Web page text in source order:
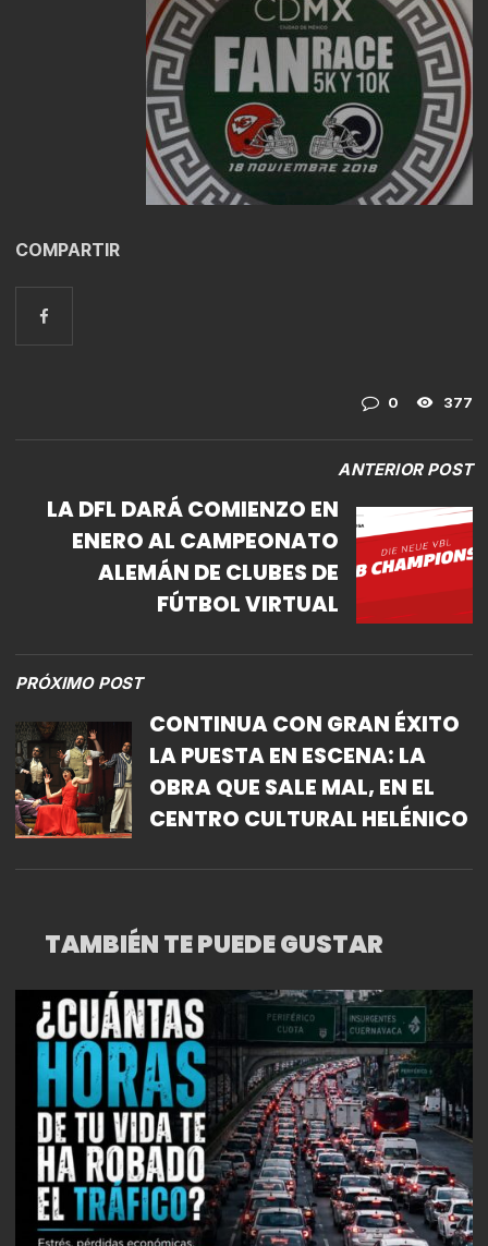
COMPARTIR
0 377
ANTERIOR POST
LA DFL DARÁ COMIENZO EN
ENERO AL CAMPEONATO
ALEMÁN DE CLUBES DE
FÚTBOL VIRTUAL
PRÓXIMO POST
CONTINUA CON GRAN ÉXITO
LA PUESTA EN ESCENA: LA
OBRA QUE SALE MAL, EN EL
CENTRO CULTURAL HELÉNICO
TAMBIÉN TE PUEDE GUSTAR